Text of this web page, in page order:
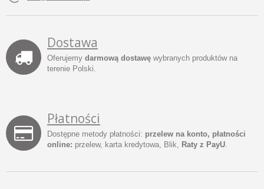
Dostawa
Oferujemy darmową dostawę wybranych produktów na
terenie Polski.
Płatności
Dostępne metody płatności: przelew na konto, płatności
online: przelew, karta kredytowa, Blik, Raty z PayU